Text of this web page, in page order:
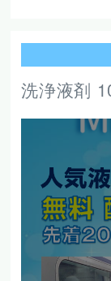
洗浄液剤